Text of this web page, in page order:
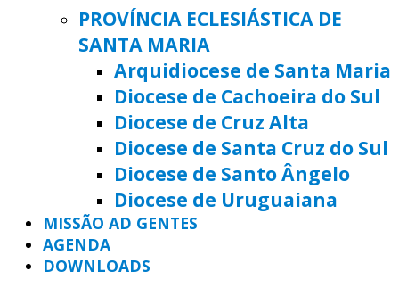
PROVÍNCIA ECLESIÁSTICA DE
SANTA MARIA
Arquidiocese de Santa Maria
Diocese de Cachoeira do Sul
Diocese de Cruz Alta
Diocese de Santa Cruz do Sul
Diocese de Santo Ângelo
Diocese de Uruguaiana
MISSÃO AD GENTES
AGENDA
DOWNLOADS